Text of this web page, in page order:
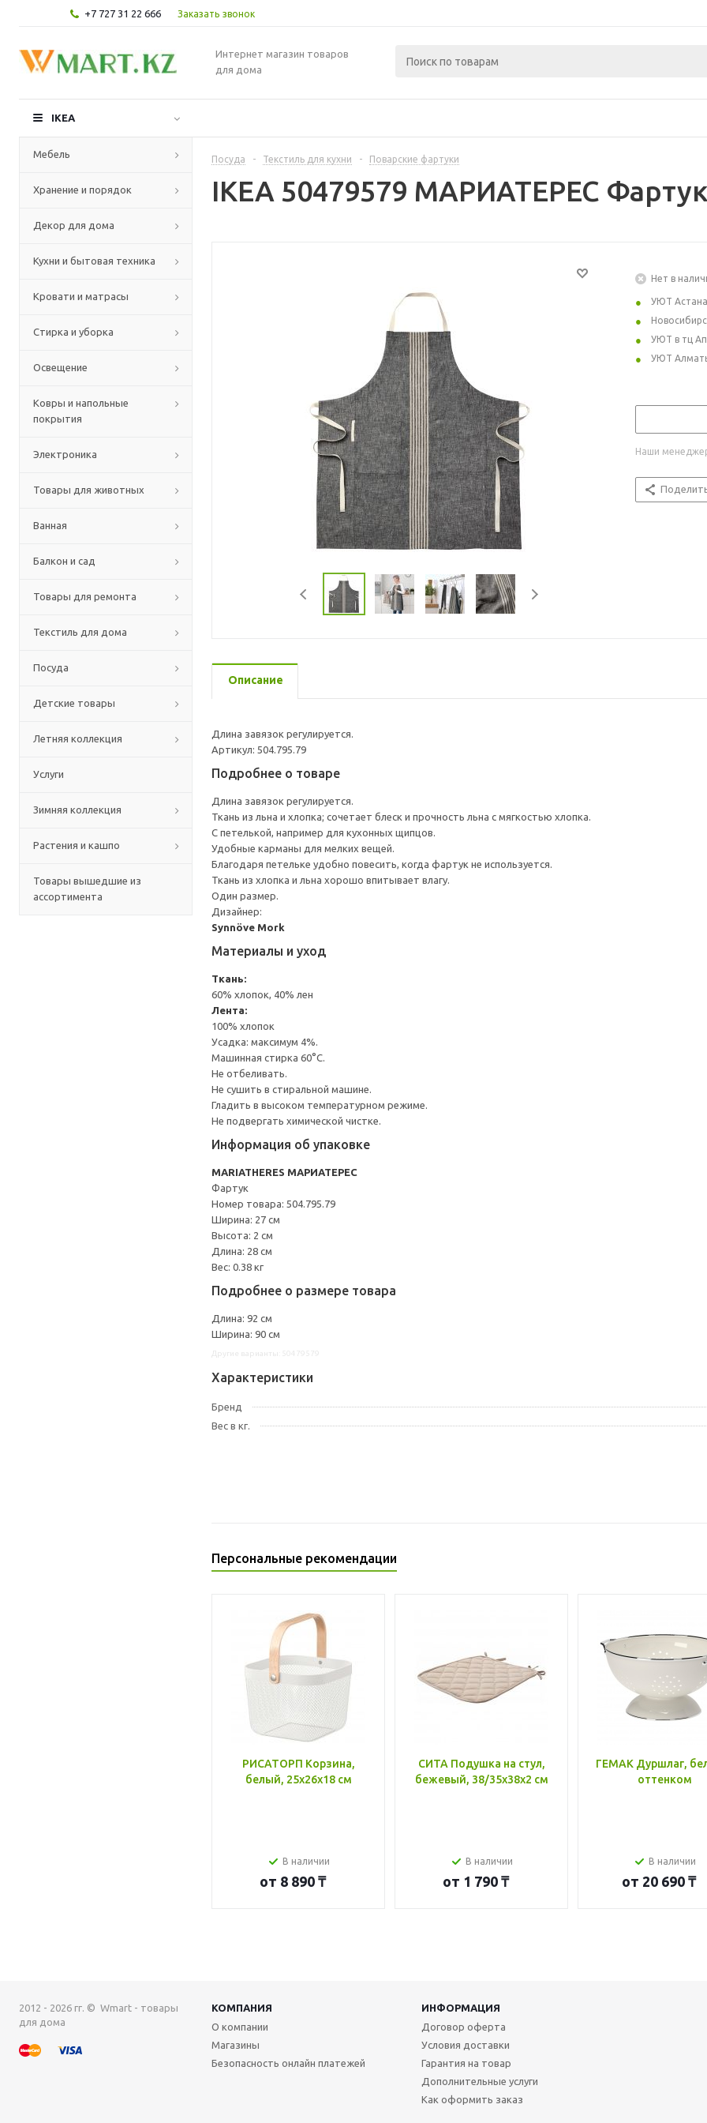
+7 727 31 22 666 Заказать звонок
Интернет магазин товаров
для дома
IKEA
Мебель
Хранение и порядок
Декор для дома
Кухни и бытовая техника
Кровати и матрасы
Стирка и уборка
Освещение
Ковры и напольные
покрытия
Электроника
Товары для животных
Ванная
Балкон и сад
Товары для ремонта
Текстиль для дома
Посуда
Детские товары
Летняя коллекция
Услуги
Зимняя коллекция
Растения и кашпо
Товары вышедшие из
ассортимента
Посуда - Текстиль для кухни - Поварские фартуки
IKEA 50479579 МАРИАТЕРЕС
Нет в
УЮТ Астана
УЮТ в тц
УЮТ
Наши
Описание
Длина завязок регулируется.
Артикул: 504.795.79
Подробнее о товаре
Длина завязок регулируется.
Ткань из льна и хлопка; сочетает блеск и прочность льна с мягкостью хлопка.
С петелькой, например для кухонных щипцов.
Удобные карманы для мелких вещей.
Благодаря петельке удобно повесить, когда фартук не используется.
Ткань из хлопка и льна хорошо впитывает влагу.
Один размер.
Дизайнер:
Synnöve Mork
Материалы и уход
Ткань:
60% хлопок, 40% лен
Лента:
100% хлопок
Усадка: максимум 4%.
Машинная стирка 60°С.
Не отбеливать.
Не сушить в стиральной машине.
Гладить в высоком температурном режиме.
Не подвергать химической чистке.
Информация об упаковке
MARIATHERES МАРИАТЕРЕС
Фартук
Номер товара: 504.795.79
Ширина: 27 см
Высота: 2 см
Длина: 28 см
Вес: 0.38 кг
Подробнее о размере товара
Длина: 92 см
Ширина: 90 см
Характеристики
Бренд
Вес в кг.
Персональные рекомендации
РИСАТОРП Корзина,
белый, 25x26x18 см
В наличии
от 8 890 ₸
СИТА Подушка на стул,
бежевый, 38/35x38x2 см
В наличии
от 1 790 ₸
ГЕМАК Дуршлаг,
оттенком
В наличии
от 20 690 ₸
2012 - 2026 гг. © Wmart - товары
для дома
КОМПАНИЯ
ИНФОРМАЦИЯ
О компании
Магазины
Безопасность онлайн платежей
Договор оферта
Условия доставки
Гарантия на товар
Дополнительные услуги
Как оформить заказ